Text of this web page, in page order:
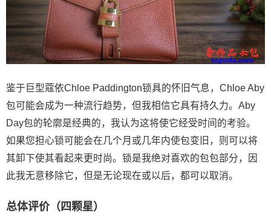
鉴于巨型蔻依Chloe Paddington锁具的怀旧气息，Chloe Aby
包可能会成为一种流行趋势，但我相信它具有持久力。Aby
Day包的轮廓是经典的，我认为这将使它经受时间的考验。
如果您担心锁可能会在几个月或几年内使包变旧，则可以将
其卸下使其看起来更时尚。锁是我绝对喜欢的包包部分，因
此我无意移除它，但是无论现在或以后，都可以取消。
总体评价（四颗星）